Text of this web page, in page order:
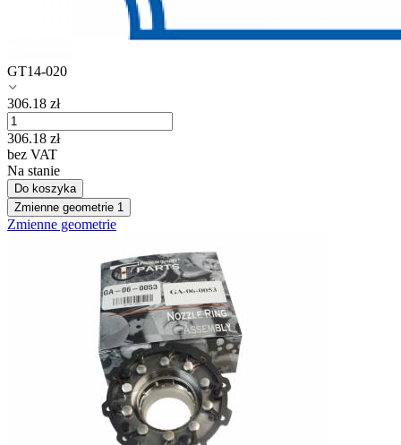
GT14-020
306.18 zł
306.18 zł
bez VAT
Na stanie
Do koszyka
Zmienne geometrie 1
Zmienne geometrie